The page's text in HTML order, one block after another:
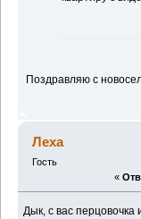
Поздравляю с
Леха
Гость
«
Дык, с вас